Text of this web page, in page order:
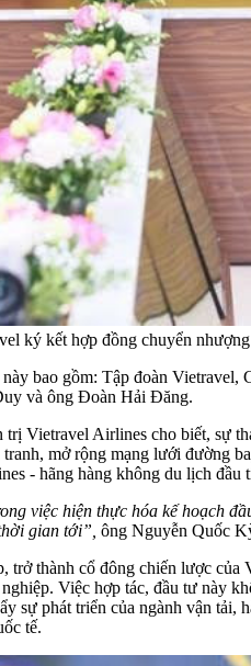
ký kết hợp đồng chuyển
bao gồm: Tập đoàn
và ông Đoàn Hải Đăng.
Vietravel Airlines cho biết,
mở rộng mạng lưới đường
- hãng hàng không du lịch
việc hiện thực hóa kế hoạch
gian tới”, ông Nguyễn Quốc
thành cổ đông chiến lược
Việc hợp tác, đầu tư này
sự phát triển của ngành vận
tế.